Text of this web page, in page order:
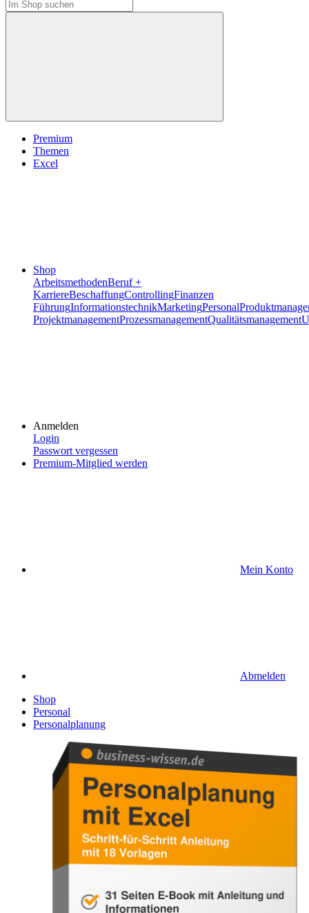
Premium
Themen
Excel
Shop
ArbeitsmethodenBeruf +
KarriereBeschaffungControllingFinanzen
FührungInformationstechnikMarketingPersonal
ProjektmanagementProzessmanagementQualitätsmanagement
Anmelden
Login
Passwort vergessen
Premium-Mitglied werden
Mein Konto
Abmelden
Shop
Personal
Personalplanung